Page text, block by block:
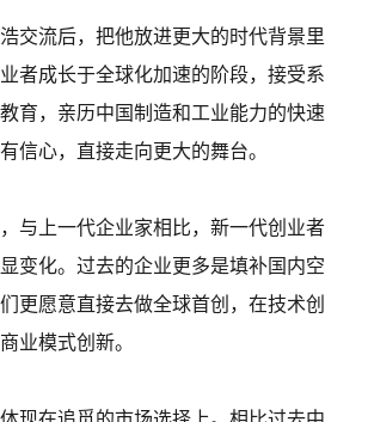
交流后，把他放进更大的时代背景里
者成长于全球化加速的阶段，接受系
育，亲历中国制造和工业能力的快速
信心，直接走向更大的舞台。
与上一代企业家相比，新一代创业者
变化。过去的企业更多是填补国内空
更愿意直接去做全球首创，在技术创
业模式创新。